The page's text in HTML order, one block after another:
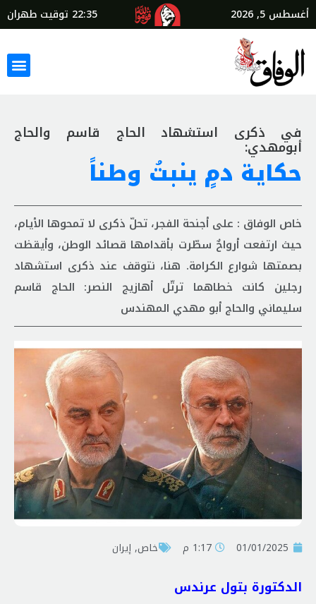
أغسطس 5, 2026 22:35 توقيت طهران
في ذكرى استشهاد الحاج قاسم والحاج
أبومهدي:
حكاية دمٍ ينبتُ وطناً
خاص الوفاق : على أجنحة الفجر، تحلّ ذكرى لا تمحوها الأيام،
حيث ارتفعت أرواحٌ سطّرت بأقدامها قصائد الوطن، وأيقظت
بصمتها شوارع الكرامة. هنا، نتوقف عند ذكرى استشهاد
رجلين كانت خطاهما ترتّل أهازيج النصر: الحاج قاسم
سليماني والحاج أبو مهدي المهندس
01/01/2025 1:17 م خاص,إيران
الدكتورة بتول عرندس